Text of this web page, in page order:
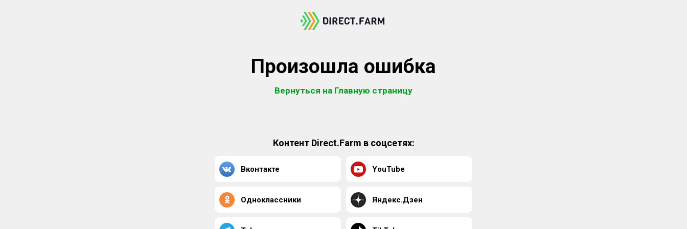
Произошла ошибка
Вернуться на Главную страницу
Контент Direct.Farm в соцсетях:
Вконтакте YouTube
Одноклассники Яндекс.Дзен